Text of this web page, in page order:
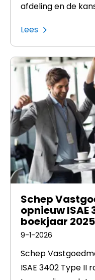
afdeling en de
Lees
Schep
opnieuw ISAE
boekjaar 2025
9-1-2026
Schep
ISAE 3402 Type